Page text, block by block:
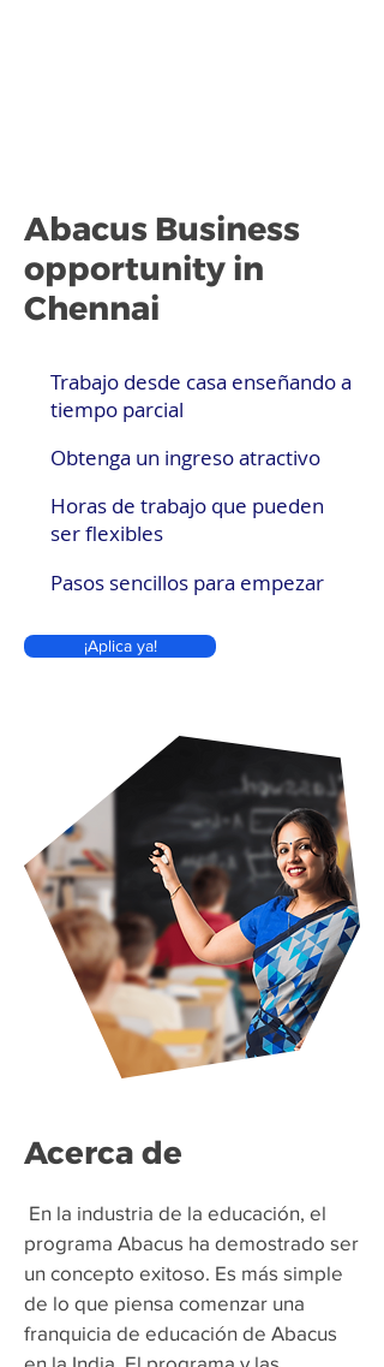
Abacus Business
opportunity in
Chennai
Trabajo desde casa enseñando a
tiempo parcial
Obtenga un ingreso atractivo
Horas de trabajo que pueden
ser flexibles
Pasos sencillos para empezar
¡Aplica ya!
Acerca de
En la industria de la educación, el
programa Abacus ha demostrado ser
un concepto exitoso. Es más simple
de lo que piensa comenzar una
franquicia de educación de Abacus